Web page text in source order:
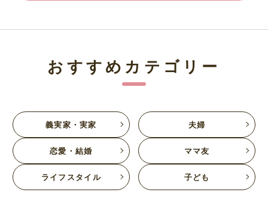
おすすめカテゴリー
義実家・実家 夫婦
恋愛・結婚 ママ友
ライフスタイル 子ども